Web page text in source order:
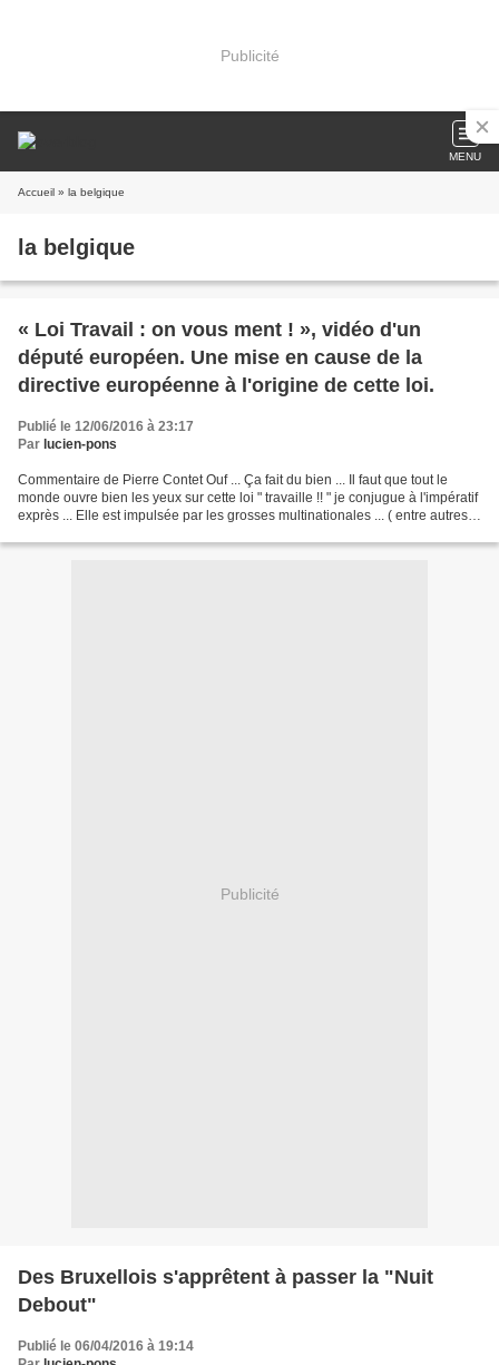
Publicité
MENU
Accueil » la belgique
la belgique
« Loi Travail : on vous ment ! », vidéo d'un
député européen. Une mise en cause de la
directive européenne à l'origine de cette loi.
Publié le 12/06/2016 à 23:17
Par lucien-pons
Commentaire de Pierre Contet Ouf ... Ça fait du bien ... Il faut que tout le
monde ouvre bien les yeux sur cette loi " travaille !! " je conjugue à l'impératif
exprès ... Elle est impulsée par les grosses multinationales ... ( entre autres
Publicité
Des Bruxellois s'apprêtent à passer la "Nuit
Debout"
Publié le 06/04/2016 à 19:14